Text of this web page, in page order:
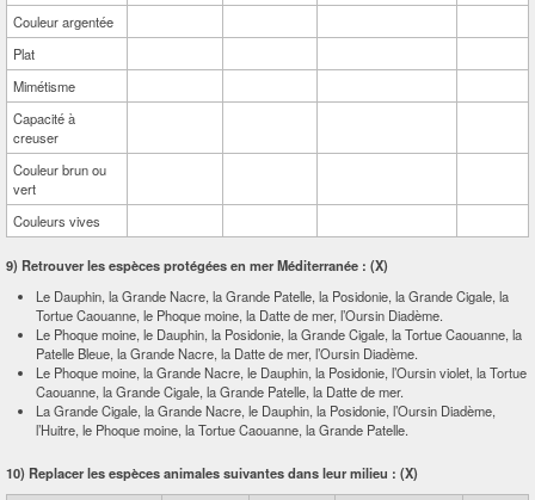
Couleur argentée
Plat
Mimétisme
Capacité à
creuser
Couleur brun ou
vert
Couleurs vives
9) Retrouver les espèces protégées en mer Méditerranée : (X)
Le Dauphin, la Grande Nacre, la Grande Patelle, la Posidonie, la Grande Cigale, la
Tortue Caouanne, le Phoque moine, la Datte de mer, l’Oursin Diadème.
Le Phoque moine, le Dauphin, la Posidonie, la Grande Cigale, la Tortue Caouanne, la
Patelle Bleue, la Grande Nacre, la Datte de mer, l’Oursin Diadème.
Le Phoque moine, la Grande Nacre, le Dauphin, la Posidonie, l’Oursin violet, la Tortue
Caouanne, la Grande Cigale, la Grande Patelle, la Datte de mer.
La Grande Cigale, la Grande Nacre, le Dauphin, la Posidonie, l’Oursin Diadème,
l’Huitre, le Phoque moine, la Tortue Caouanne, la Grande Patelle.
10) Replacer les espèces animales suivantes dans leur milieu : (X)